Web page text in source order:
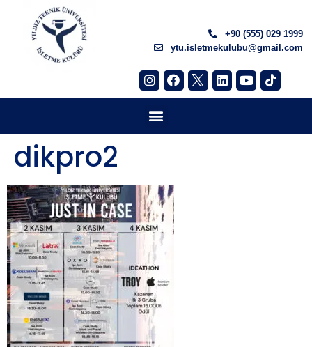
+90 (555) 029 1999
ytu.isletmekulubu@gmail.com
dikpro2